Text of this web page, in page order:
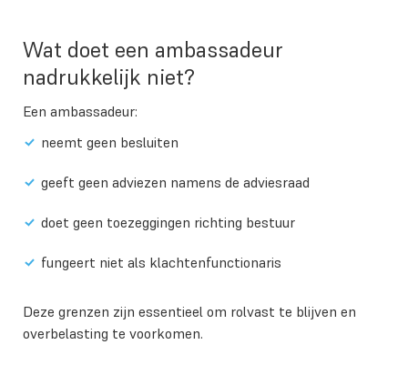
Wat doet een ambassadeur
nadrukkelijk niet?
Een ambassadeur:
neemt geen besluiten
geeft geen adviezen namens de adviesraad
doet geen toezeggingen richting bestuur
fungeert niet als klachtenfunctionaris
Deze grenzen zijn essentieel om rolvast te blijven en
overbelasting te voorkomen.